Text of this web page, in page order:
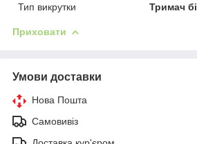
Тип викрутки
Тримач
Приховати
Умови доставки
Нова Пошта
Самовивіз